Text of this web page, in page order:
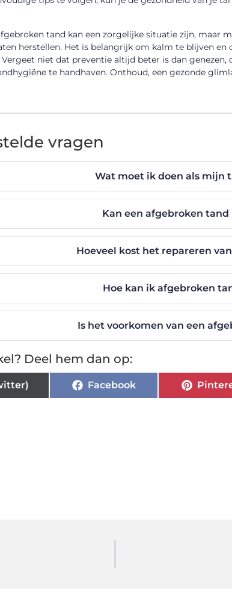
tand kan een zorgelijke situatie zijn, maar
herstellen. Het is belangrijk om kalm te blijven
Vergeet niet dat preventie altijd beter is dan
te handhaven. Onthoud, een gezonde
vragen
Wat moet ik doen als mijn
Kan een afgebroken
Hoeveel kost het repareren
Hoe kan ik afgebroken
Is het voorkomen van een
Deel hem dan op:
Facebook